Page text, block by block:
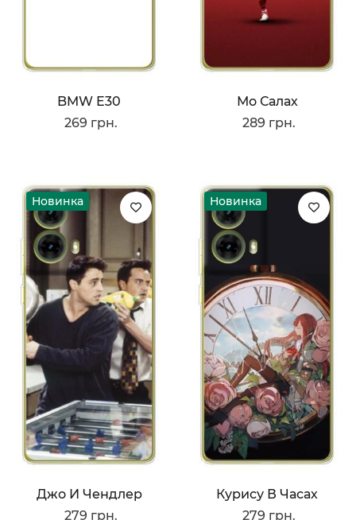
BMW E30
269 грн.
Мо Салах
289 грн.
Новинка
Джо И Чендлер
279 грн.
Новинка
Курису В Часах
279 грн.